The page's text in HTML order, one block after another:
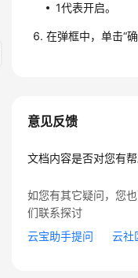
1代表开启。
在弹框中，单击“
意见反馈
文档内容是否对您有帮
如您有其它疑问，您
们联系探讨
云宝助手提问
云社